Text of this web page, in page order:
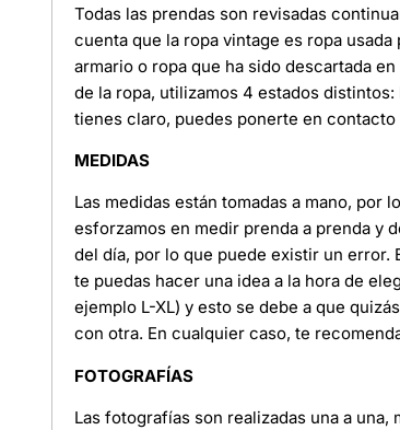
Todas las prendas son revisadas
cuenta que la ropa vintage es ropa
armario o ropa que ha sido descartada
de la ropa, utilizamos 4 estados
tienes claro, puedes ponerte en
MEDIDAS
Las medidas están tomadas a mano, por
esforzamos en medir prenda a prenda y
del día, por lo que puede existir un error.
te puedas hacer una idea a la hora de
ejemplo L-XL) y esto se debe a que
con otra. En cualquier caso, te
FOTOGRAFÍAS
Las fotografías son realizadas una a